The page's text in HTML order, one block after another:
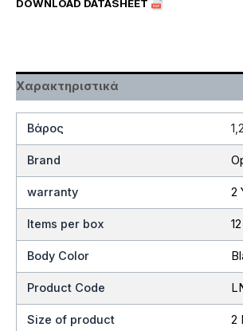
DOWNLOAD DATASHEET
Χαρακτηριστικά
Βάρος
Brand
warranty 2
Items per box 12
Body Color
Product Code
Size of product 2